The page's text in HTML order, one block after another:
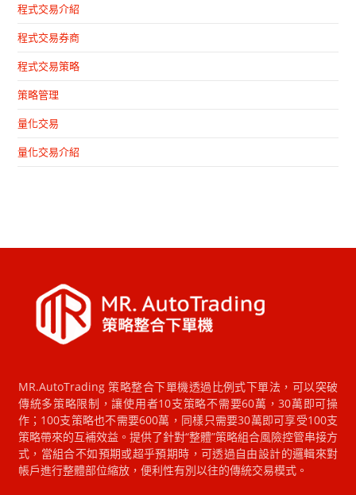
程式交易介紹
程式交易券商
程式交易策略
策略管理
量化交易
量化交易介紹
MR.AutoTrading 策略整合下單機透過比例式下單法，可以突破
傳統多策略限制，讓使用者10支策略不需要60萬，30萬即可操
作；100支策略也不需要600萬，同樣只需要30萬即可享受100支
策略帶來的互補效益。提供了針對“整體”策略組合風險控管串接方
式，當組合不如預期或超乎預期時，可透過自由設計的邏輯來對
帳戶進行整體部位縮放，便利性有別以往的傳統交易模式。